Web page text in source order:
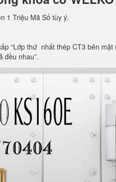
1 Triệu Mã Số tùy ý.
“Lớp thứ nhất thép CT3 bên
đều nhau”.